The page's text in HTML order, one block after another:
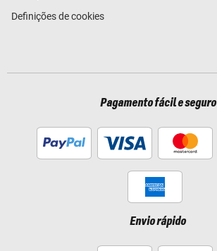
Definições de cookies
Pagamento fácil e seguro
Envio rápido